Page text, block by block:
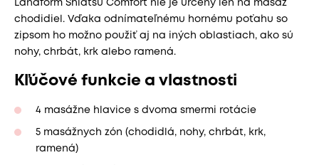
Lanaform Shiatsu Comfort nie je určený len na masáž
chodidiel. Vďaka odnímateľnému hornému poťahu so
zipsom ho možno použiť aj na iných oblastiach, ako sú
nohy, chrbát, krk alebo ramená.
Kľúčové funkcie a vlastnosti
4 masážne hlavice s dvoma smermi rotácie
5 masážnych zón (chodidlá, nohy, chrbát, krk,
ramená)